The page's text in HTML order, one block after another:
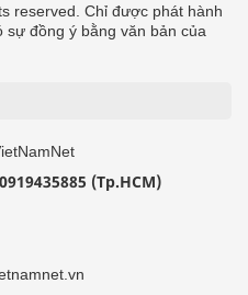
reserved. Chỉ được phát hành
sự đồng ý bằng văn bản của
0919435885 (Tp.HCM)